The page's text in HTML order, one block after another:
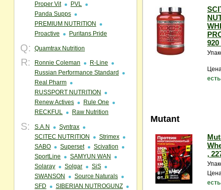
Proper Vit
PVL
Panda Supps
PREMIUM NUTRITION
Proactive
Puritans Pride
Q: Quamtrax Nutrition
R: Ronnie Coleman
R-Line
Russian Performance Standard
Real Pharm
RUSSPORT NUTRITION
Renew Actives
Rule One
RECKFUL
Raw Nutrition
S: S.A.N
Syntrax
SCITEC NUTRITION
Strimex
SABO
Superset
Scivation
SportLine
SAMYUN WAN
Solaray
Solgar
SiS
SWANSON
Source Naturals
SFD
SIBERIAN NUTROGUNZ
920
Mutant
,